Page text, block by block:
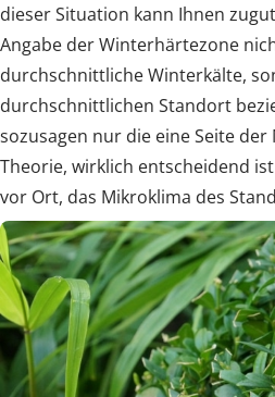
dieser Situation kann Ihnen
Angabe der Winterhärtezone
durchschnittliche Winterkälte,
durchschnittlichen Standort
sozusagen nur die eine Seite der
Theorie, wirklich entscheidend
vor Ort, das Mikroklima des